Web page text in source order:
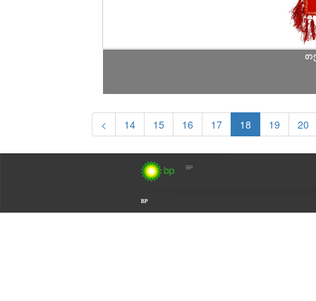
< 14 15 16 17 18 19 20